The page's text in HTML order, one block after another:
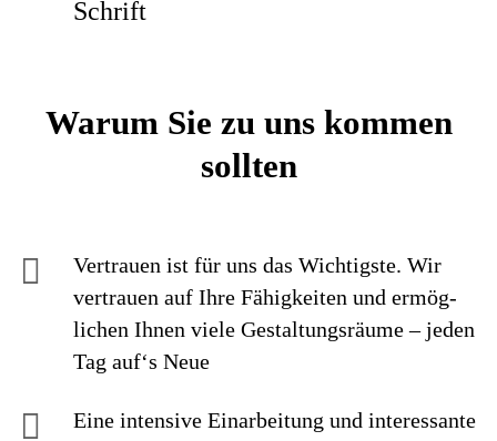
Schrift
Warum Sie zu uns kommen
sollten
Vertrauen ist für uns das Wichtigste. Wir
vertrauen auf Ihre Fähig­keiten und ermög­
lichen Ihnen viele Gestaltungs­räume – jeden
Tag auf‘s Neue
Eine intensive Einarbei­tung und interes­sante